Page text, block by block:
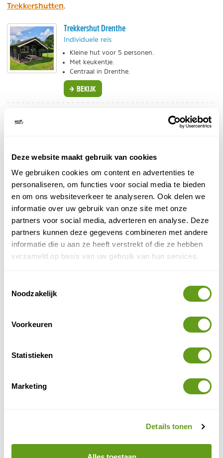
Deze website maakt gebruik van cookies
We gebruiken cookies om content en advertenties te
personaliseren, om functies voor social media te bieden
en om ons websiteverkeer te analyseren. Ook delen we
informatie over uw gebruik van onze site met onze
partners voor social media, adverteren en analyse. Deze
partners kunnen deze gegevens combineren met andere
informatie die u aan ze heeft verstrekt of die ze hebben
verzameld op basis van uw gebruik van hun services.
Noodzakelijk
Voorkeuren
Statistieken
Marketing
Details tonen
Trekkershutten
Trekkershut Drenthe
Individuele reis
Kleine hut voor 5 personen.
Met keukentje.
Centraal in Drenthe.
BEKIJK
5. Bamping - Back to basic kamperen
terrein waaropgeen vaste standplaatsen
geen luxe, maar een "back to basic camping". 's Avonds
gezellig een barbecue met het gezin, of kletsen met de
buren bij een vuurtje. Het echte kampeergevoel
overheerst hier weer.
Beekse Bergen - Vrij kamperen
Individuele reis
Zet je tent neer tussen de bomen, of aan de
6. Natuurkampeerterreinen
natuurkampeerterreinen heen; deze verspreiden zich
door heel Nederland en brengen je erg dicht bij veel
De 140 natuurcampings zijn gelegen in mooie
natuurgebieden, maar zijn ook voorzien van goed en